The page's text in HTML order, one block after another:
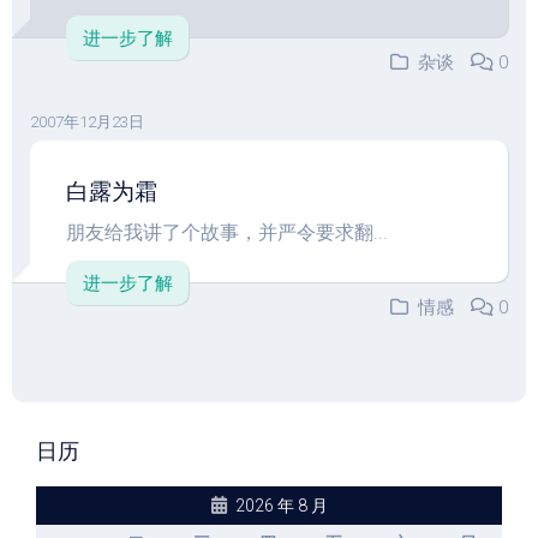
进一步了解
杂谈
0
2007年12月23日
白露为霜
朋友给我讲了个故事，并严令要求翻...
进一步了解
情感
0
日历
2026 年 8 月